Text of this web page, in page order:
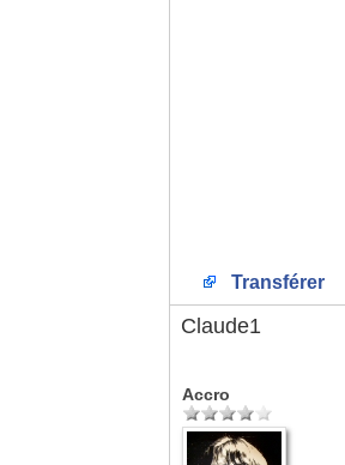
Transférer
Claude1
Accro